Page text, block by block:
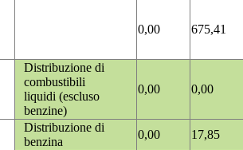
0,00 675,41
Distribuzione di
combustibili
liquidi (escluso
benzine)
0,00 0,00
Distribuzione di
benzina
0,00
17,85